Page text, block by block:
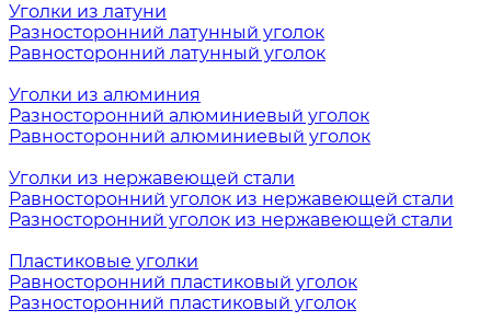
Уголки из латуни
Разносторонний латунный уголок
Равносторонний латунный уголок
Уголки из алюминия
Разносторонний алюминиевый уголок
Равносторонний алюминиевый уголок
Уголки из нержавеющей стали
Равносторонний уголок из нержавеющей стали
Разносторонний уголок из нержавеющей стали
Пластиковые уголки
Равносторонний пластиковый уголок
Разносторонний пластиковый уголок